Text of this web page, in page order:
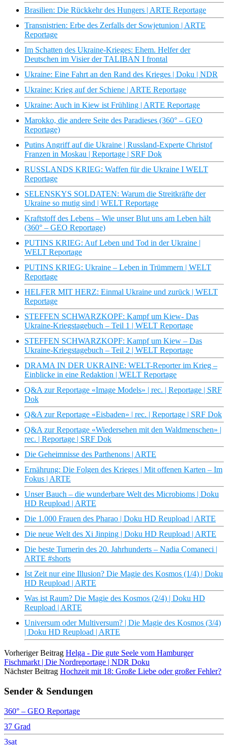
Brasilien: Die Rückkehr des Hungers | ARTE Reportage
Transnistrien: Erbe des Zerfalls der Sowjetunion | ARTE
Reportage
Im Schatten des Ukraine-Krieges: Ehem. Helfer der
Deutschen im Visier der TALIBAN I frontal
Ukraine: Eine Fahrt an den Rand des Krieges | Doku | NDR
Ukraine: Krieg auf der Schiene | ARTE Reportage
Ukraine: Auch in Kiew ist Frühling | ARTE Reportage
Marokko, die andere Seite des Paradieses (360° – GEO
Reportage)
Putins Angriff auf die Ukraine | Russland-Experte Christof
Franzen in Moskau | Reportage | SRF Dok
RUSSLANDS KRIEG: Waffen für die Ukraine I WELT
Reportage
SELENSKYS SOLDATEN: Warum die Streitkräfte der
Ukraine so mutig sind | WELT Reportage
Kraftstoff des Lebens – Wie unser Blut uns am Leben hält
(360° – GEO Reportage)
PUTINS KRIEG: Auf Leben und Tod in der Ukraine |
WELT Reportage
PUTINS KRIEG: Ukraine – Leben in Trümmern | WELT
Reportage
HELFER MIT HERZ: Einmal Ukraine und zurück | WELT
Reportage
STEFFEN SCHWARZKOPF: Kampf um Kiew- Das
Ukraine-Kriegstagebuch – Teil 1 | WELT Reportage
STEFFEN SCHWARZKOPF: Kampf um Kiew – Das
Ukraine-Kriegstagebuch – Teil 2 | WELT Reportage
DRAMA IN DER UKRAINE: WELT-Reporter im Krieg –
Einblicke in eine Redaktion | WELT Reportage
Q&A zur Reportage «Image Models» | rec. | Reportage | SRF
Dok
Q&A zur Reportage «Eisbaden» | rec. | Reportage | SRF Dok
Q&A zur Reportage «Wiedersehen mit den Waldmenschen» |
rec. | Reportage | SRF Dok
Die Geheimnisse des Parthenons | ARTE
Ernährung: Die Folgen des Krieges | Mit offenen Karten – Im
Fokus | ARTE
Unser Bauch – die wunderbare Welt des Microbioms | Doku
HD Reupload | ARTE
Die 1.000 Frauen des Pharao | Doku HD Reupload | ARTE
Die neue Welt des Xi Jinping | Doku HD Reupload | ARTE
Die beste Turnerin des 20. Jahrhunderts – Nadia Comaneci |
ARTE #shorts
Ist Zeit nur eine Illusion? Die Magie des Kosmos (1/4) | Doku
HD Reupload | ARTE
Was ist Raum? Die Magie des Kosmos (2/4) | Doku HD
Reupload | ARTE
Universum oder Multiversum? | Die Magie des Kosmos (3/4)
| Doku HD Reupload | ARTE
Vorheriger Beitrag Helga - Die gute Seele vom Hamburger
Fischmarkt | Die Nordreportage | NDR Doku
Nächster Beitrag Hochzeit mit 18: Große Liebe oder großer Fehler?
Sender & Sendungen
360° – GEO Reportage
37 Grad
3sat